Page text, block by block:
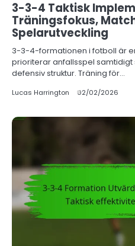
3-3-4 Taktisk
Träningsfokus,
Spelarutveckling
3-3-4-formationen i fotboll är
prioriterar anfallsspel
defensiv struktur. Träning för…
Lucas Harrington 02/02/2026